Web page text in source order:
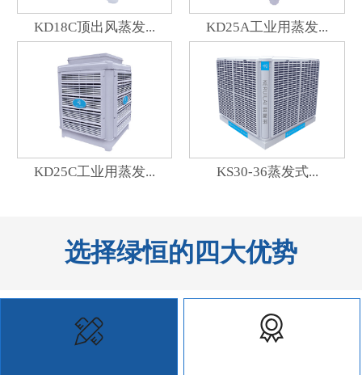
KD18C顶出风蒸发... KD25A工业用蒸发...
KD25C工业用蒸发... KS30-36蒸发式...
选择绿恒的四大优势